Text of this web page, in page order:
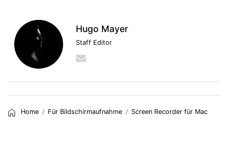
Hugo Mayer
Staff Editor
Home Für Bildschirmaufnahme Screen Recorder für Mac